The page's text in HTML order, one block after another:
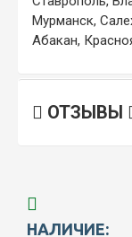
Мурманск,
Абакан,
ОТЗЫВЫ
НАЛИЧИЕ: